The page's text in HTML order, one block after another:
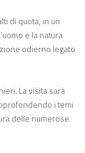
di quota, in un
e la natura
odierno legato
La visita sarà
i temi
delle numerose